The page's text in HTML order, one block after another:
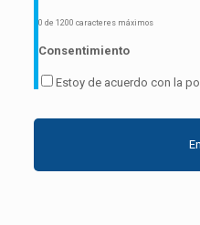
0 de 1200 caracteres máximos
Consentimiento
Estoy de acuerdo con la